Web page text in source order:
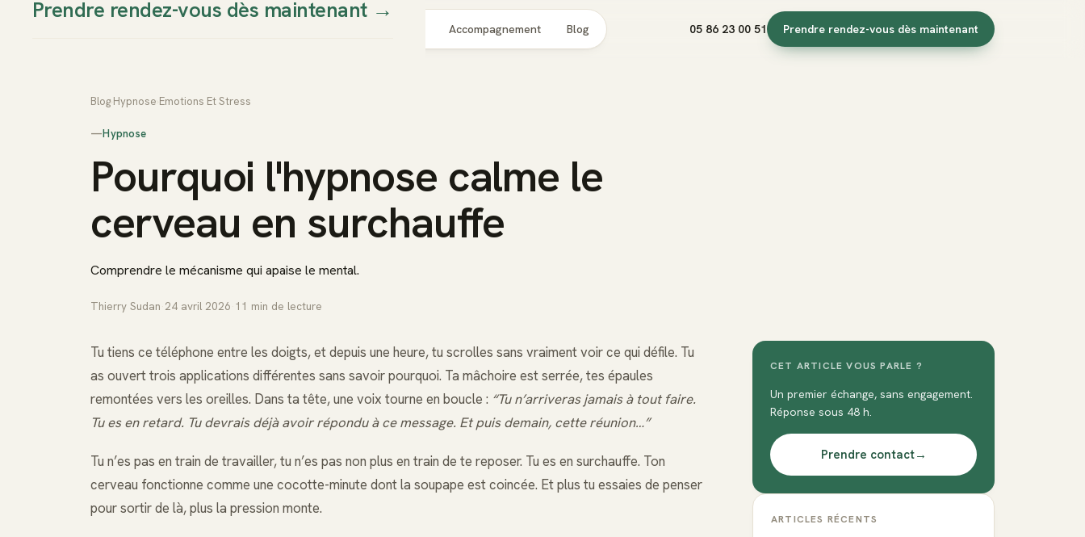
Accompagnement Blog 05 86 23 00 51 Prendre rendez-vous dès maintenant
Prendre rendez-vous dès maintenant→
Blog Hypnose Emotions Et Stress
—Hypnose
Pourquoi l'hypnose calme le
cerveau en surchauffe
Comprendre le mécanisme qui apaise le mental.
Thierry Sudan 24 avril 2026 11 min de lecture
Tu tiens ce téléphone entre les doigts, et depuis une heure, tu scrolles sans vraiment voir ce qui défile. Tu
as ouvert trois applications différentes sans savoir pourquoi. Ta mâchoire est serrée, tes épaules
remontées vers les oreilles. Dans ta tête, une voix tourne en boucle : “Tu n’arriveras jamais à tout faire.
Tu es en retard. Tu devrais déjà avoir répondu à ce message. Et puis demain, cette réunion…”
Tu n’es pas en train de travailler, tu n’es pas non plus en train de te reposer. Tu es en surchauffe. Ton
cerveau fonctionne comme une cocotte-minute dont la soupape est coincée. Et plus tu essaies de penser
pour sortir de là, plus la pression monte.
CET ARTICLE VOUS PARLE ?
Un premier échange, sans engagement.
Réponse sous 48 h.
Prendre contact→
ARTICLES RÉCENTS